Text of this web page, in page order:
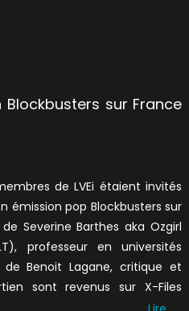
Blockbusters sur France
de LVEi étaient invités
émission pop Blockbusters sur
Severine Barthes aka Ozgirl
professeur en universités
Benoit Lagane, critique et
sont revenus sur X-Files